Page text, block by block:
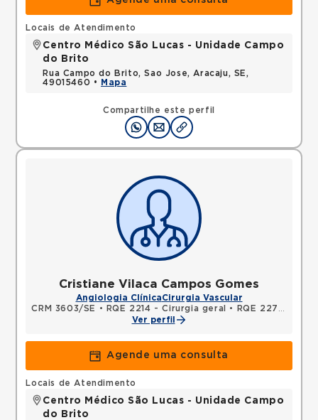
Compartilhe este perfil
Locais de Atendimento
Centro Médico São Lucas - Unidade Campo
do Brito
Rua Campo do Brito, Sao Jose, Aracaju, SE,
49015460 •
Mapa
Cristiane Vilaca Campos Gomes
Angiologia ClínicaCirurgia Vascular
CRM 3603/SE
• RQE 2214 - Cirurgia geral •
RQE 2276 - Cirurgia vascular
Ver perfil
Agende uma consulta
Locais de Atendimento
Centro Médico São Lucas - Unidade Campo
do Brito